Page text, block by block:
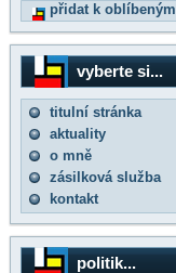
přidat k oblíbeným
vyberte si...
titulní stránka
aktuality
o mně
zásilková služba
kontakt
politik...